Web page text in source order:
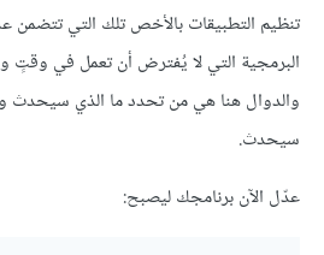
تنظيم التطبيقات بالأخص تلك التي تتضمن
البرمجية التي لا يُفترض أن تعمل في
والدوال هنا هي من تحدد ما الذي
سيحدث.
عدّل الآن برنامجك ليصبح: